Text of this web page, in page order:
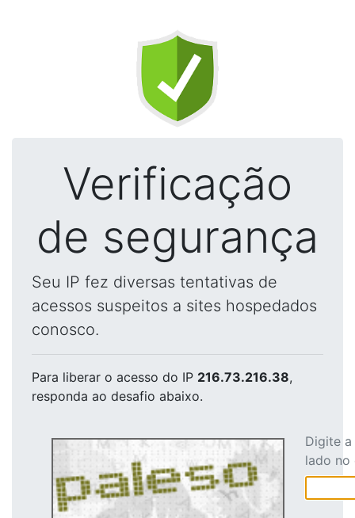
Verificação
de segurança
Seu IP fez diversas tentativas de
acessos suspeitos a sites hospedados
conosco.
Para liberar o acesso do IP 216.73.216.38,
responda ao desafio abaixo.
Digite
lado no